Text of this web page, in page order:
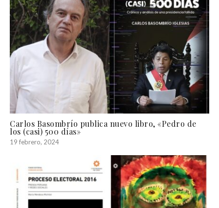
Carlos Basombrío publica nuevo libro, «Pedro de
los (casi) 500 días»
19 febrero, 2024